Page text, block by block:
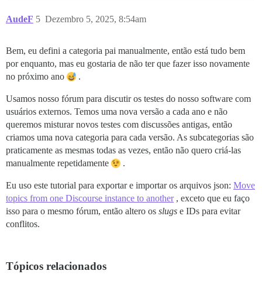
AudeF Dezembro 5, 2025, 8:54am
5
Bem, eu defini a categoria pai manualmente, então está tudo bem
por enquanto, mas eu gostaria de não ter que fazer isso novamente
no próximo ano
.
Usamos nosso fórum para discutir os testes do nosso software com
usuários externos. Temos uma nova versão a cada ano e não
queremos misturar novos testes com discussões antigas, então
criamos uma nova categoria para cada versão. As subcategorias são
praticamente as mesmas todas as vezes, então não quero criá-las
manualmente repetidamente
.
Eu uso este tutorial para exportar e importar os arquivos json: Move
topics from one Discourse instance to another, exceto que eu faço
isso para o mesmo fórum, então altero os slugs e IDs para evitar
conflitos.
Tópicos relacionados